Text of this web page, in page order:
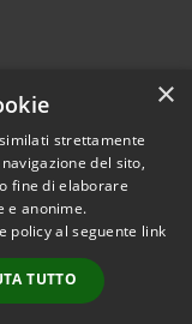
© 2026 • Comune di
•
Accesso
redazione
×
strettamente
del sito,
fine di elaborare
e anonime.
policy al seguente link
TUTTO